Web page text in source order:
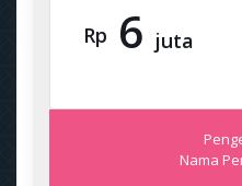
Rp 6 juta
Nama